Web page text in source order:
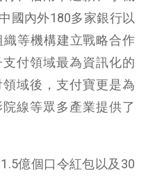
國內外180多家銀行以
織等機構建立戰略合作
付領域最為資訊化的
域後，支付寶更是為
線等眾多產業提供了
億個口令紅包以及30